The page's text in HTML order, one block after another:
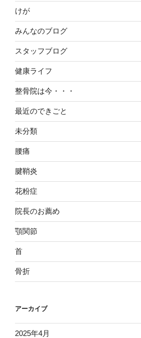
けが
みんなのブログ
スタッフブログ
健康ライフ
整骨院は今・・・
最近のできごと
未分類
腰痛
腱鞘炎
花粉症
院長のお薦め
顎関節
首
骨折
アーカイブ
2025年4月